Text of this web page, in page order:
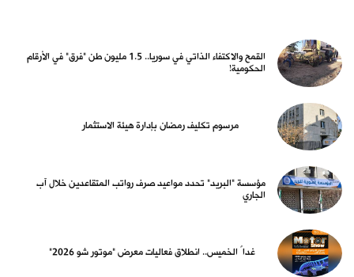
القمح والاكتفاء الذاتي في سوريا.. 1.5 مليون طن "فرق" في الأرقام
الحكومية!
مرسوم تكليف رمضان بإدارة هيئة الاستثمار
مؤسسة "البريد" تحدد مواعيد صرف رواتب المتقاعدين خلال آب
الجاري
غداً الخميس.. انطلاق فعاليات معرض "موتور شو 2026"